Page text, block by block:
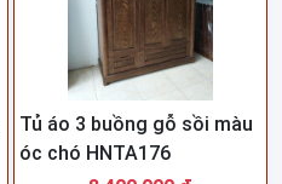
Tủ áo 3 buồng gỗ sồi màu
óc chó HNTA176